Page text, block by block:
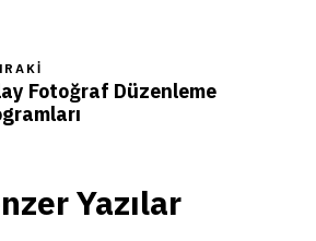
Fotoğraf Düzenleme
Yazılar